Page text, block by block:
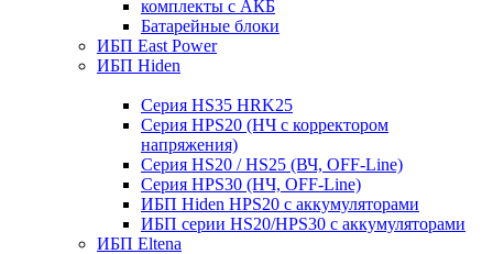
комплекты с АКБ
Батарейные блоки
ИБП East Power
ИБП Hiden
Серия HS35 HRK25
Серия HPS20 (НЧ с корректором
напряжения)
Серия HS20 / HS25 (ВЧ, OFF-Line)
Серия HPS30 (НЧ, OFF-Line)
ИБП Hiden HPS20 с аккумуляторами
ИБП серии HS20/HPS30 с аккумуляторами
ИБП Eltena